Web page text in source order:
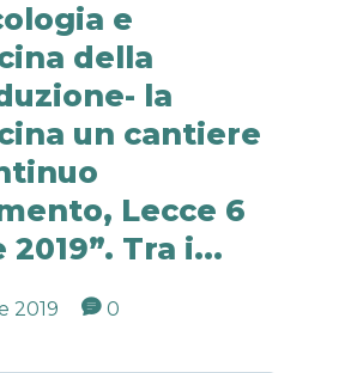
e
della
la
un cantiere
Lecce 6
Tra i...
2019 0